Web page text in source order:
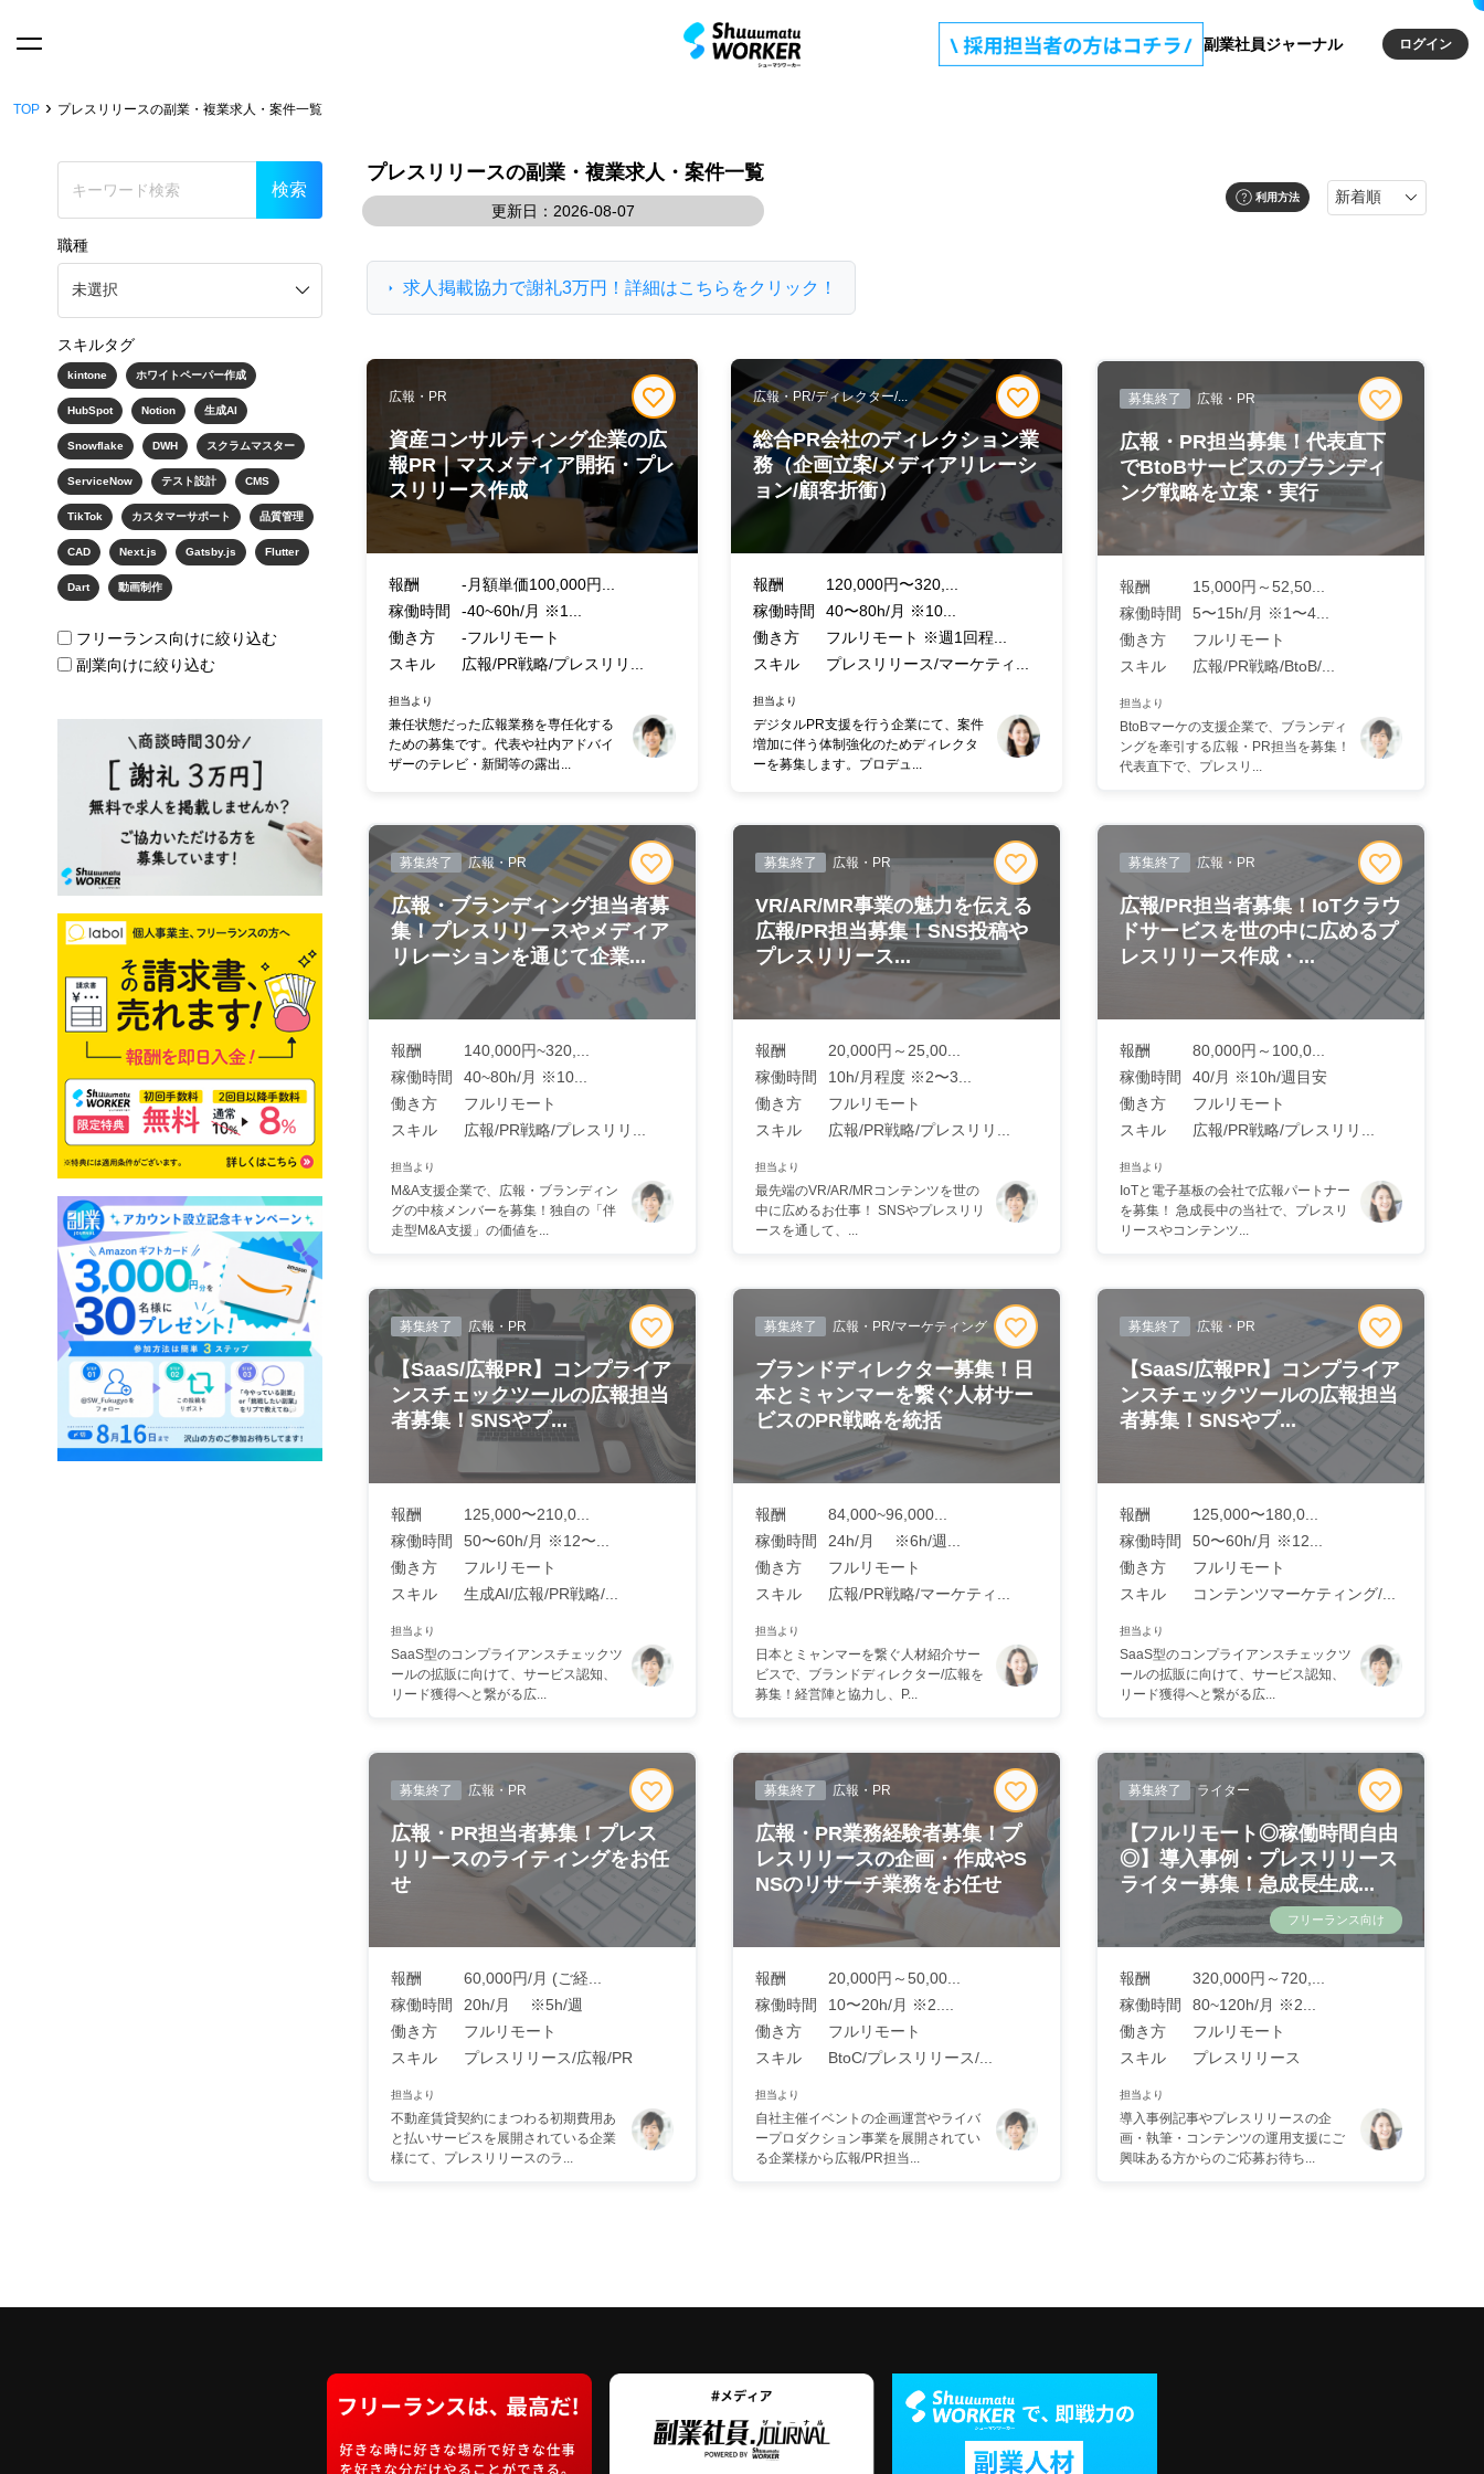
副業社員ジャーナル ログイン
TOP › プレスリリースの副業・複業求人・案件一覧
職種
スキルタグ
kintone ホワイトペーパー作成
HubSpot Notion 生成AI
Snowflake DWH スクラムマスター
ServiceNow テスト設計 CMS
TikTok カスタマーサポート 品質管理
CAD Next.js Gatsby.js Flutter
Dart 動画制作
フリーランス向けに絞り込む
副業向けに絞り込む
プレスリリースの副業・複業求人・案件一覧
更新日：2026-08-07
利用方法
求人掲載協力で謝礼3万円！詳細はこちらをクリック！
広報・PR
資産コンサルティング企業の広
報PR｜マスメディア開拓・プレ
スリリース作成
報酬
-月額単価100,000円...
稼働時間
-40~60h/月 ※1...
働き方
-フルリモート
スキル
広報/PR戦略/プレスリリ...
担当より
兼任状態だった広報業務を専任化する
ための募集です。代表や社内アドバイ
ザーのテレビ・新聞等の露出...
広報・PR/ディレクター/...
総合PR会社のディレクション業
務（企画立案/メディアリレーシ
ョン/顧客折衝）
報酬
120,000円〜320,...
稼働時間
40〜80h/月 ※10...
働き方
フルリモート ※週1回程...
スキル
プレスリリース/マーケティ...
担当より
デジタルPR支援を行う企業にて、案件
増加に伴う体制強化のためディレクタ
ーを募集します。プロデュ...
募集終了 広報・PR
広報・PR担当募集！代表直下
でBtoBサービスのブランディ
ング戦略を立案・実行
報酬
15,000円～52,50...
稼働時間
5〜15h/月 ※1〜4...
働き方
フルリモート
スキル
広報/PR戦略/BtoB/...
担当より
BtoBマーケの支援企業で、ブランディ
ングを牽引する広報・PR担当を募集！
代表直下で、プレスリ...
募集終了 広報・PR
広報・ブランディング担当者募
集！プレスリリースやメディア
リレーションを通じて企業...
報酬
140,000円~320,...
稼働時間
40~80h/月 ※10...
働き方
フルリモート
スキル
広報/PR戦略/プレスリリ...
担当より
M&A支援企業で、広報・ブランディン
グの中核メンバーを募集！独自の「伴
走型M&A支援」の価値を...
募集終了 広報・PR
VR/AR/MR事業の魅力を伝える
広報/PR担当募集！SNS投稿や
プレスリリース...
報酬
20,000円～25,00...
稼働時間
10h/月程度 ※2〜3...
働き方
フルリモート
スキル
広報/PR戦略/プレスリリ...
担当より
最先端のVR/AR/MRコンテンツを世の
中に広めるお仕事！ SNSやプレスリリ
ースを通して、...
募集終了 広報・PR
広報/PR担当者募集！IoTクラウ
ドサービスを世の中に広めるプ
レスリリース作成・...
報酬
80,000円～100,0...
稼働時間
40/月 ※10h/週目安
働き方
フルリモート
スキル
広報/PR戦略/プレスリリ...
担当より
IoTと電子基板の会社で広報パートナー
を募集！ 急成長中の当社で、プレスリ
リースやコンテンツ...
募集終了 広報・PR
【SaaS/広報PR】コンプライア
ンスチェックツールの広報担当
者募集！SNSやプ...
報酬
125,000〜210,0...
稼働時間
50〜60h/月 ※12〜...
働き方
フルリモート
スキル
生成AI/広報/PR戦略/...
担当より
SaaS型のコンプライアンスチェックツ
ールの拡販に向けて、サービス認知、
リード獲得へと繋がる広...
募集終了 広報・PR/マーケティング
ブランドディレクター募集！日
本とミャンマーを繋ぐ人材サー
ビスのPR戦略を統括
報酬
84,000~96,000...
稼働時間
24h/月 ※6h/週...
働き方
フルリモート
スキル
広報/PR戦略/マーケティ...
担当より
日本とミャンマーを繋ぐ人材紹介サー
ビスで、ブランドディレクター/広報を
募集！経営陣と協力し、P...
募集終了 広報・PR
【SaaS/広報PR】コンプライア
ンスチェックツールの広報担当
者募集！SNSやプ...
報酬
125,000〜180,0...
稼働時間
50〜60h/月 ※12...
働き方
フルリモート
スキル
コンテンツマーケティング/...
担当より
SaaS型のコンプライアンスチェックツ
ールの拡販に向けて、サービス認知、
リード獲得へと繋がる広...
募集終了 広報・PR
広報・PR担当者募集！プレス
リリースのライティングをお任
せ
報酬
60,000円/月 (ご経...
稼働時間
20h/月 ※5h/週
働き方
フルリモート
スキル
プレスリリース/広報/PR
担当より
不動産賃貸契約にまつわる初期費用あ
と払いサービスを展開されている企業
様にて、プレスリリースのラ...
募集終了 広報・PR
広報・PR業務経験者募集！プ
レスリリースの企画・作成やS
NSのリサーチ業務をお任せ
報酬
20,000円～50,00...
稼働時間
10〜20h/月 ※2....
働き方
フルリモート
スキル
BtoC/プレスリリース/...
担当より
自社主催イベントの企画運営やライバ
ープロダクション事業を展開されてい
る企業様から広報/PR担当...
募集終了 ライター
【フルリモート◎稼働時間自由
◎】導入事例・プレスリリース
ライター募集！急成長生成...
フリーランス向け
報酬
320,000円～720,...
稼働時間
80~120h/月 ※2...
働き方
フルリモート
スキル
プレスリリース
担当より
導入事例記事やプレスリリースの企
画・執筆・コンテンツの運用支援にご
興味ある方からのご応募お待ち...